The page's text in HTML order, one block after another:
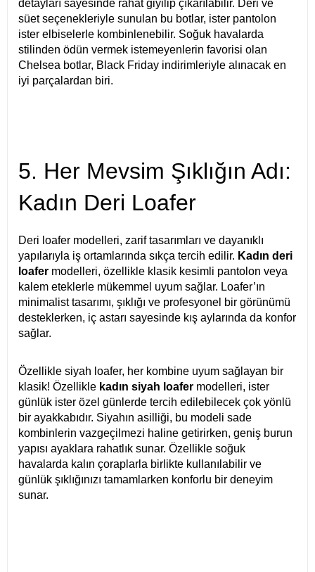
detayları sayesinde rahat giyilip çıkarılabilir. Deri ve
süet seçenekleriyle sunulan bu botlar, ister pantolon
ister elbiselerle kombinlenebilir. Soğuk havalarda
stilinden ödün vermek istemeyenlerin favorisi olan
Chelsea botlar, Black Friday indirimleriyle alınacak en
iyi parçalardan biri.
5. Her Mevsim Şıklığın Adı:
Kadın Deri Loafer
Deri loafer modelleri, zarif tasarımları ve dayanıklı
yapılarıyla iş ortamlarında sıkça tercih edilir. Kadın deri
loafer modelleri, özellikle klasik kesimli pantolon veya
kalem eteklerle mükemmel uyum sağlar. Loafer’ın
minimalist tasarımı, şıklığı ve profesyonel bir görünümü
desteklerken, iç astarı sayesinde kış aylarında da konfor
sağlar.
Özellikle siyah loafer, her kombine uyum sağlayan bir
klasik! Özellikle kadın siyah loafer modelleri, ister
günlük ister özel günlerde tercih edilebilecek çok yönlü
bir ayakkabıdır. Siyahın asilliği, bu modeli sade
kombinlerin vazgeçilmezi haline getirirken, geniş burun
yapısı ayaklara rahatlık sunar. Özellikle soğuk
havalarda kalın çoraplarla birlikte kullanılabilir ve
günlük şıklığınızı tamamlarken konforlu bir deneyim
sunar.